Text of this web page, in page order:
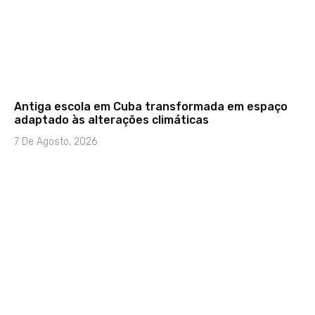
Antiga escola em Cuba transformada em espaço
adaptado às alterações climáticas
7 De Agosto, 2026